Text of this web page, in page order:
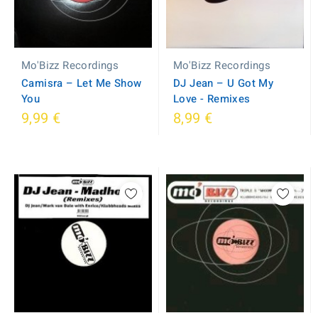
Mo'Bizz Recordings
Camisra ‎– Let Me Show
You
9,99 €
Mo'Bizz Recordings
DJ Jean ‎– U Got My
Love - Remixes
8,99 €